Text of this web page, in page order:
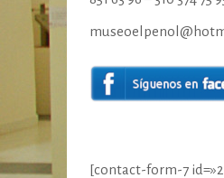
[contact-form-7